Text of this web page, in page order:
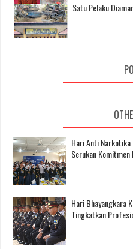
Satu Pelaku
Hari Anti
Serukan
Hari Bhayangkara
Tingkatkan